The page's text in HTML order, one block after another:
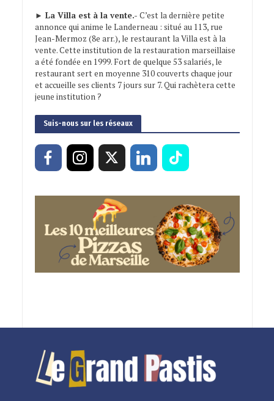
► La Villa est à la vente.- C’est la dernière petite
annonce qui anime le Landerneau : situé au 113, rue
Jean-Mermoz (8e arr.), le restaurant la Villa est à la
vente. Cette institution de la restauration marseillaise
a été fondée en 1999. Fort de quelque 53 salariés, le
restaurant sert en moyenne 310 couverts chaque jour
et accueille ses clients 7 jours sur 7. Qui rachètera cette
jeune institution ?
Suis-nous sur les réseaux